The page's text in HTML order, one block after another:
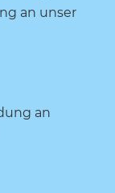
an unser
an